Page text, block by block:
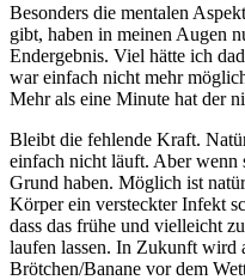
Besonders die mentalen
gibt, haben in meinen Augen
Endergebnis. Viel hätte ich
war einfach nicht mehr
Mehr als eine Minute hat der
Bleibt die fehlende Kraft.
einfach nicht läuft. Aber wenn
Grund haben. Möglich ist
Körper ein versteckter Infekt
dass das frühe und vielleicht
laufen lassen. In Zukunft wird
Brötchen/Banane vor dem